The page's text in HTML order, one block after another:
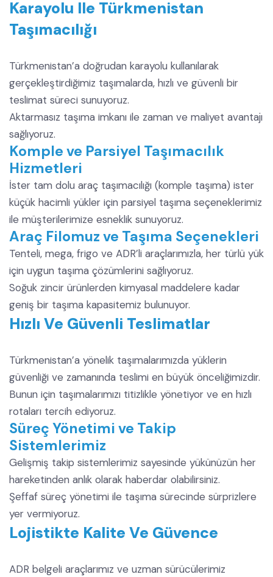
Karayolu Ile Türkmenistan
Taşımacılığı
Türkmenistan’a doğrudan karayolu kullanılarak
gerçekleştirdiğimiz taşımalarda, hızlı ve güvenli bir
teslimat süreci sunuyoruz.
Aktarmasız taşıma imkanı ile zaman ve maliyet avantajı
sağlıyoruz.
Komple ve Parsiyel Taşımacılık
Hizmetleri
İster tam dolu araç taşımacılığı (komple taşıma) ister
küçük hacimli yükler için parsiyel taşıma seçeneklerimiz
ile müşterilerimize esneklik sunuyoruz.
Araç Filomuz ve Taşıma Seçenekleri
Tenteli, mega, frigo ve ADR’li araçlarımızla, her türlü yük
için uygun taşıma çözümlerini sağlıyoruz.
Soğuk zincir ürünlerden kimyasal maddelere kadar
geniş bir taşıma kapasitemiz bulunuyor.
Hızlı Ve Güvenli Teslimatlar
Türkmenistan’a yönelik taşımalarımızda yüklerin
güvenliği ve zamanında teslimi en büyük önceliğimizdir.
Bunun için taşımalarımızı titizlikle yönetiyor ve en hızlı
rotaları tercih ediyoruz.
Süreç Yönetimi ve Takip
Sistemlerimiz
Gelişmiş takip sistemlerimiz sayesinde yükünüzün her
hareketinden anlık olarak haberdar olabilirsiniz.
Şeffaf süreç yönetimi ile taşıma sürecinde sürprizlere
yer vermiyoruz.
Lojistikte Kalite Ve Güvence
ADR belgeli araçlarımız ve uzman sürücülerimiz